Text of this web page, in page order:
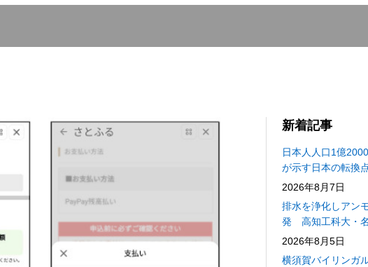
新着記事
日本人人口1億
が示す日本の転換
2026年8月7日
排水を浄化しアン
発 高知工科大・
2026年8月5日
横須賀バイリンガ